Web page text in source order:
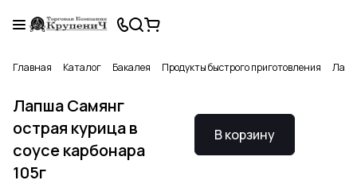
Главная Каталог Бакалея Продукты быстрого приготовления
Лапша Самянг
острая курица в
соусе карбонара
105г
В корзину